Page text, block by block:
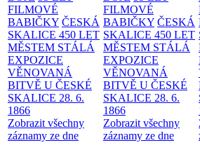
FILMOVÉ
BABIČKY ČESKÁ
SKALICE 450 LET
MĚSTEM STÁLÁ
EXPOZICE
VĚNOVANÁ
BITVĚ U ČESKÉ
SKALICE 28. 6.
1866
Zobrazit všechny
záznamy ze dne
FILMOVÉ
BABIČKY ČESKÁ
SKALICE 450 LET
MĚSTEM STÁLÁ
EXPOZICE
VĚNOVANÁ
BITVĚ U ČESKÉ
SKALICE 28. 6.
1866
Zobrazit všechny
záznamy ze dne